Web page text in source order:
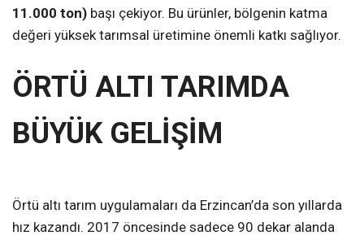
11.000 ton) başı çekiyor. Bu ürünler, bölgenin katma
değeri yüksek tarımsal üretimine önemli katkı sağlıyor.
ÖRTÜ ALTI TARIMDA
BÜYÜK GELİŞİM
Örtü altı tarım uygulamaları da Erzincan’da son yıllarda
hız kazandı. 2017 öncesinde sadece 90 dekar alanda